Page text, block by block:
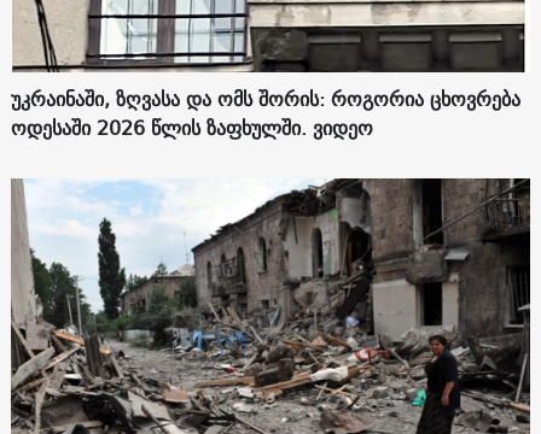
უკრაინაში, ზღვასა და ომს შორის: როგორია ცხოვრება
ოდესაში 2026 წლის ზაფხულში. ვიდეო